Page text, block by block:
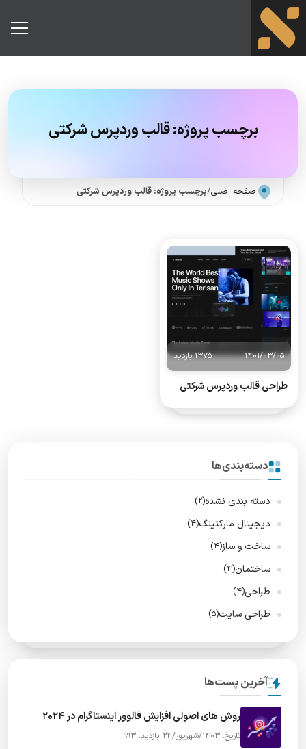
برچسب پروژه:قالب وردپرس شرکتی
صفحه اصلی/برچسب پروژه: قالب وردپرس شرکتی
1401/03/05 1375 بازدید
طراحی قالب وردپرس شرکتی
دسته‌بندی‌ها
دسته بندی نشده(2)
دیجیتال مارکتینگ(4)
ساخت و ساز(4)
ساختمان(4)
طراحی(4)
طراحی سایت(5)
آخرین پست‌ها
روش های اصولی افزایش فالوور اینستاگرام در ۲۰۲۴
تاریخ: 1403/شهریور/24 بازدید: 993